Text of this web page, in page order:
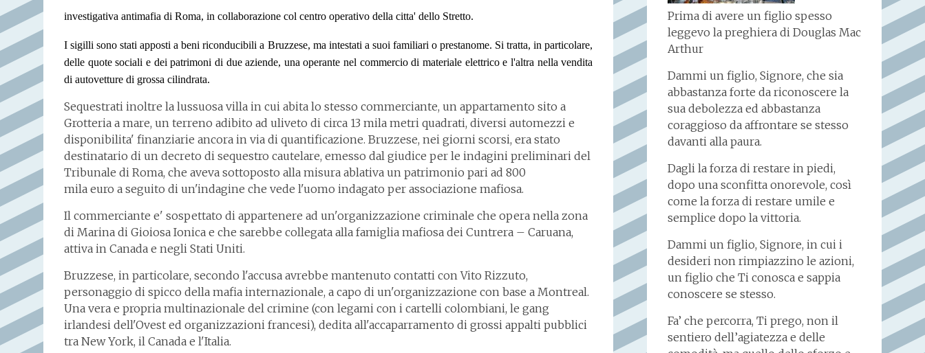
investigativa antimafia di Roma, in collaborazione col centro operativo della citta' dello Stretto.
I sigilli sono stati apposti a beni riconducibili a Bruzzese, ma intestati a suoi familiari o prestanome. Si tratta, in particolare,
delle quote sociali e dei patrimoni di due aziende, una operante nel commercio di materiale elettrico e l'altra nella vendita
di autovetture di grossa cilindrata.
Sequestrati inoltre la lussuosa villa in cui abita lo stesso commerciante, un appartamento sito a
Grotteria a mare, un terreno adibito ad uliveto di circa 13 mila metri quadrati, diversi automezzi e
disponibilita' finanziarie ancora in via di quantificazione. Bruzzese, nei giorni scorsi, era stato
destinatario di un decreto di sequestro cautelare, emesso dal giudice per le indagini preliminari del
Tribunale di Roma, che aveva sottoposto alla misura ablativa un patrimonio pari ad 800
mila euro a seguito di un'indagine che vede l'uomo indagato per associazione mafiosa.
Il commerciante e' sospettato di appartenere ad un'organizzazione criminale che opera nella zona
di Marina di Gioiosa Ionica e che sarebbe collegata alla famiglia mafiosa dei Cuntrera – Caruana,
attiva in Canada e negli Stati Uniti.
Bruzzese, in particolare, secondo l'accusa avrebbe mantenuto contatti con Vito Rizzuto,
personaggio di spicco della mafia internazionale, a capo di un'organizzazione con base a Montreal.
Una vera e propria multinazionale del crimine (con legami con i cartelli colombiani, le gang
irlandesi dell'Ovest ed organizzazioni francesi), dedita all'accaparramento di grossi appalti pubblici
tra New York, il Canada e l'Italia.
Prima di avere un figlio spesso
leggevo la preghiera di Douglas Mac
Arthur
Dammi un figlio, Signore, che sia
abbastanza forte da riconoscere la
sua debolezza ed abbastanza
coraggioso da affrontare se stesso
davanti alla paura.
Dagli la forza di restare in piedi,
dopo una sconfitta onorevole, così
come la forza di restare umile e
semplice dopo la vittoria.
Dammi un figlio, Signore, in cui i
desideri non rimpiazzino le azioni,
un figlio che Ti conosca e sappia
conoscere se stesso.
Fa’ che percorra, Ti prego, non il
sentiero dell’agiatezza e delle